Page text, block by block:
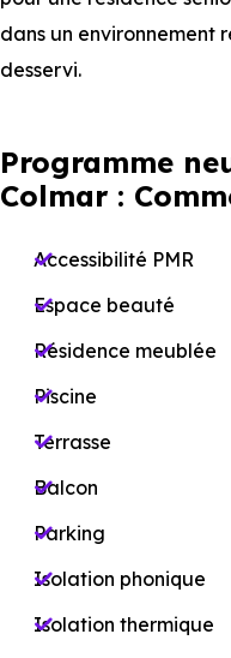
dans un environnement
desservi.
Programme
Colmar :
Accessibilité PMR
Espace beauté
Résidence meublée
Piscine
Terrasse
Balcon
Parking
Isolation phonique
Isolation thermique